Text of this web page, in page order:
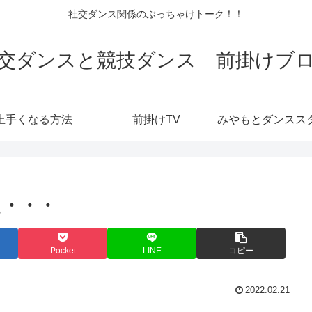
社交ダンス関係のぶっちゃけトーク！！
ダンスと競技ダンス 前掛けブ
手くなる方法 前掛けTV
・・
Pocket LINE コピー
2022.02.21